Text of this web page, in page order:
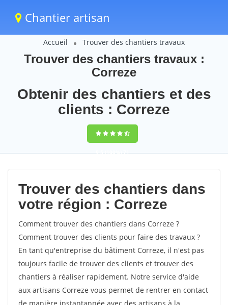
Chantier artisan
Accueil Trouver des chantiers travaux
Trouver des chantiers travaux :
Correze
Obtenir des chantiers et des
clients : Correze
9,5(100%)71
votes
Trouver des chantiers dans
votre région : Correze
Comment trouver des chantiers dans Correze ?
Comment trouver des clients pour faire des travaux ?
En tant qu'entreprise du bâtiment Correze, il n'est pas
toujours facile de trouver des clients et trouver des
chantiers à réaliser rapidement. Notre service d'aide
aux artisans Correze vous permet de rentrer en contact